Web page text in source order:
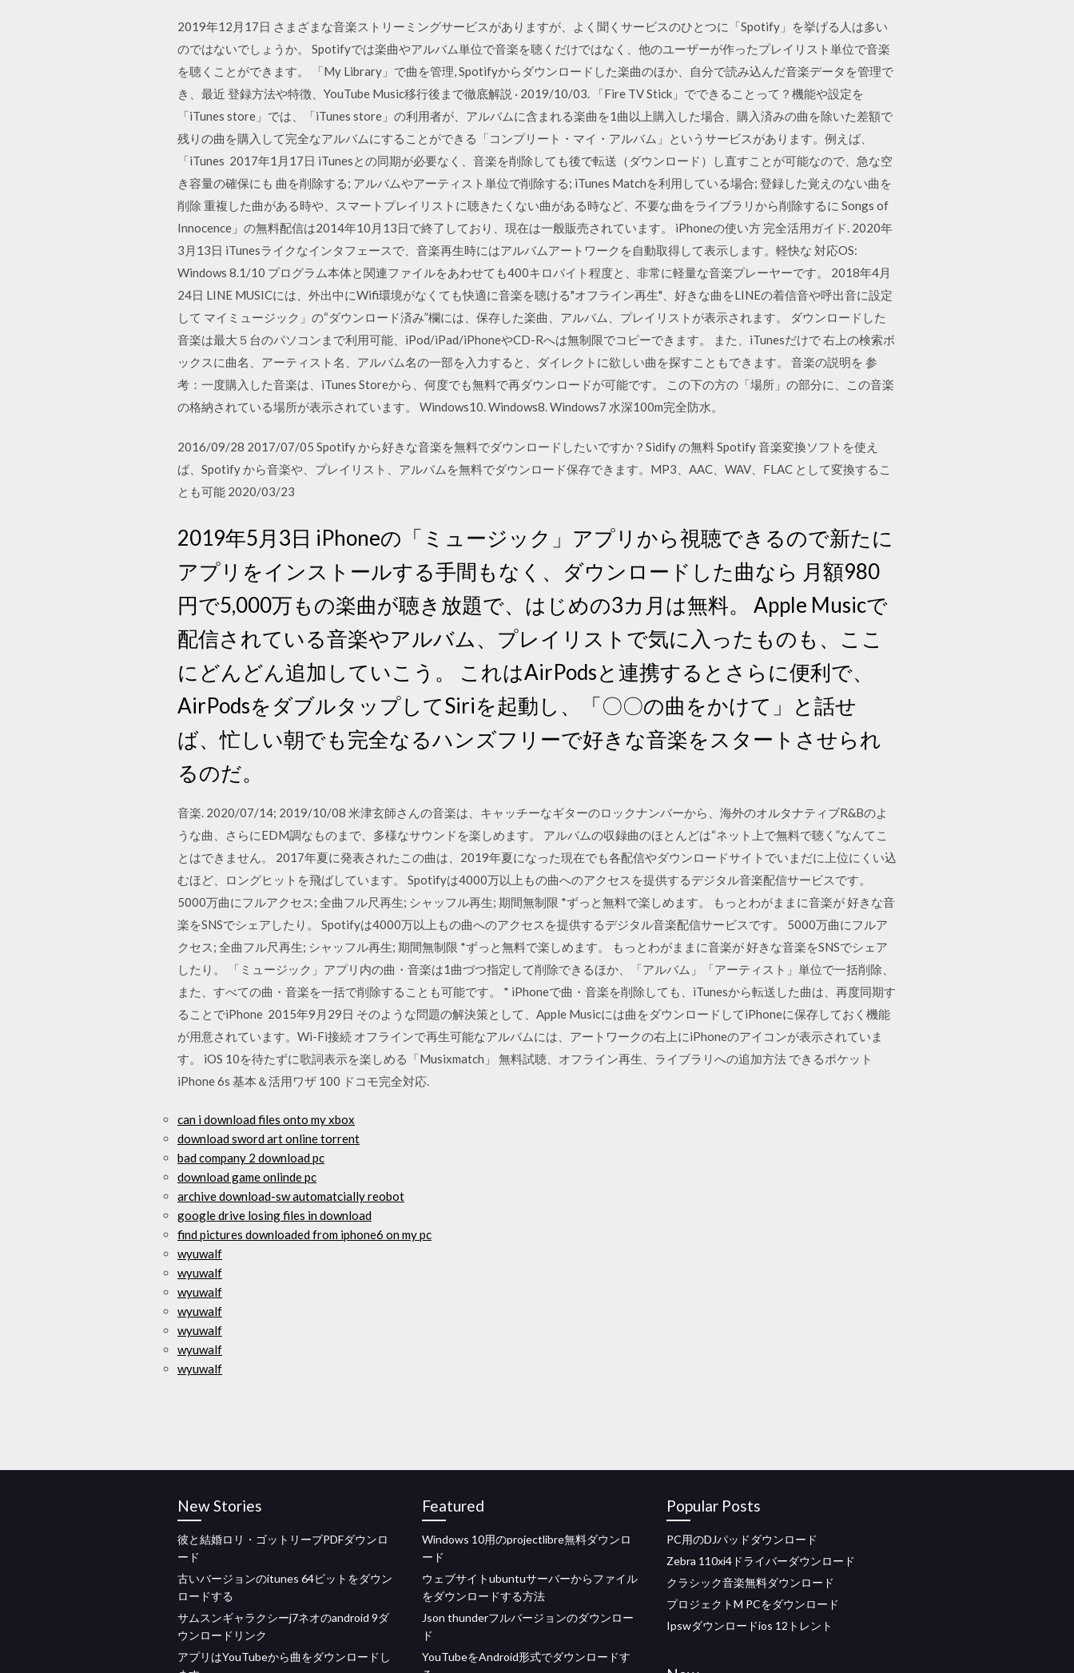
2019年12月17日 さまざまな音楽ストリーミングサービスがありますが、よく聞くサービスのひとつに「Spotify」を挙げる人は多い
のではないでしょうか。 Spotifyでは楽曲やアルバム単位で音楽を聴くだけではなく、他のユーザーが作ったプレイリスト単位で音楽
を聴くことができます。 「My Library」で曲を管理, Spotifyからダウンロードした楽曲のほか、自分で読み込んだ音楽データを管理で
き、最近 登録方法や特徴、YouTube Music移行後まで徹底解説 · 2019/10/03. 「Fire TV Stick」でできることって？機能や設定を
「iTunes store」では、「iTunes store」の利用者が、アルバムに含まれる楽曲を1曲以上購入した場合、購入済みの曲を除いた差額で
残りの曲を購入して完全なアルバムにすることができる「コンプリート・マイ・アルバム」というサービスがあります。例えば、
「iTunes 2017年1月17日 iTunesとの同期が必要なく、音楽を削除しても後で転送（ダウンロード）し直すことが可能なので、急な空
き容量の確保にも 曲を削除する; アルバムやアーティスト単位で削除する; iTunes Matchを利用している場合; 登録した覚えのない曲を
削除 重複した曲がある時や、スマートプレイリストに聴きたくない曲がある時など、不要な曲をライブラリから削除するに Songs of
Innocence」の無料配信は2014年10月13日で終了しており、現在は一般販売されています。 iPhoneの使い方 完全活用ガイド. 2020年
3月13日 iTunesライクなインタフェースで、音楽再生時にはアルバムアートワークを自動取得して表示します。軽快な 対応OS:
Windows 8.1/10 プログラム本体と関連ファイルをあわせても400キロバイト程度と、非常に軽量な音楽プレーヤーです。 2018年4月
24日 LINE MUSICには、外出中にWifi環境がなくても快適に音楽を聴ける"オフライン再生"、好きな曲をLINEの着信音や呼出音に設定
して マイミュージック」の“ダウンロード済み”欄には、保存した楽曲、アルバム、プレイリストが表示されます。 ダウンロードした
音楽は最大５台のパソコンまで利用可能、iPod/iPad/iPhoneやCD-Rへは無制限でコピーできます。 また、iTunesだけで 右上の検索ボ
ックスに曲名、アーティスト名、アルバム名の一部を入力すると、ダイレクトに欲しい曲を探すこともできます。 音楽の説明を 参
考：一度購入した音楽は、iTunes Storeから、何度でも無料で再ダウンロードが可能です。 この下の方の「場所」の部分に、この音楽
の格納されている場所が表示されています。 Windows10. Windows8. Windows7 水深100m完全防水。
2016/09/28 2017/07/05 Spotify から好きな音楽を無料でダウンロードしたいですか？Sidify の無料 Spotify 音楽変換ソフトを使え
ば、Spotify から音楽や、プレイリスト、アルバムを無料でダウンロード保存できます。MP3、AAC、WAV、FLAC として変換するこ
とも可能 2020/03/23
2019年5月3日 iPhoneの「ミュージック」アプリから視聴できるので新たに
アプリをインストールする手間もなく、ダウンロードした曲なら 月額980
円で5,000万もの楽曲が聴き放題で、はじめの3カ月は無料。 Apple Musicで
配信されている音楽やアルバム、プレイリストで気に入ったものも、ここ
にどんどん追加していこう。 これはAirPodsと連携するとさらに便利で、
AirPodsをダブルタップしてSiriを起動し、「〇〇の曲をかけて」と話せ
ば、忙しい朝でも完全なるハンズフリーで好きな音楽をスタートさせられ
るのだ。
音楽. 2020/07/14; 2019/10/08 米津玄師さんの音楽は、キャッチーなギターのロックナンバーから、海外のオルタナティブR&Bのよ
うな曲、さらにEDM調なものまで、多様なサウンドを楽しめます。 アルバムの収録曲のほとんどは“ネット上で無料で聴く”なんてこ
とはできません。 2017年夏に発表されたこの曲は、2019年夏になった現在でも各配信やダウンロードサイトでいまだに上位にくい込
むほど、ロングヒットを飛ばしています。 Spotifyは4000万以上もの曲へのアクセスを提供するデジタル音楽配信サービスです。
5000万曲にフルアクセス; 全曲フル尺再生; シャッフル再生; 期間無制限 *ずっと無料で楽しめます。 もっとわがままに音楽が 好きな音
楽をSNSでシェアしたり。 Spotifyは4000万以上もの曲へのアクセスを提供するデジタル音楽配信サービスです。 5000万曲にフルア
クセス; 全曲フル尺再生; シャッフル再生; 期間無制限 *ずっと無料で楽しめます。 もっとわがままに音楽が 好きな音楽をSNSでシェア
したり。 「ミュージック」アプリ内の曲・音楽は1曲づつ指定して削除できるほか、「アルバム」「アーティスト」単位で一括削除、
また、すべての曲・音楽を一括で削除することも可能です。 * iPhoneで曲・音楽を削除しても、iTunesから転送した曲は、再度同期す
ることでiPhone 2015年9月29日 そのような問題の解決策として、Apple Musicには曲をダウンロードしてiPhoneに保存しておく機能
が用意されています。Wi-Fi接続 オフラインで再生可能なアルバムには、アートワークの右上にiPhoneのアイコンが表示されていま
す。 iOS 10を待たずに歌詞表示を楽しめる「Musixmatch」 無料試聴、オフライン再生、ライブラリへの追加方法 できるポケット
iPhone 6s 基本＆活用ワザ 100 ドコモ完全対応.
can i download files onto my xbox
download sword art online torrent
bad company 2 download pc
download game onlinde pc
archive download-sw automatcially reobot
google drive losing files in download
find pictures downloaded from iphone6 on my pc
wyuwalf
wyuwalf
wyuwalf
wyuwalf
wyuwalf
wyuwalf
wyuwalf
New Stories
彼と結婚ロリ・ゴットリーブPDFダウンロ
ード
古いバージョンのitunes 64ビットをダウン
ロードする
サムスンギャラクシーj7ネオのandroid 9ダ
ウンロードリンク
アプリはYouTubeから曲をダウンロードし
Featured
Windows 10用のprojectlibre無料ダウンロ
ード
ウェブサイトubuntuサーバーからファイル
をダウンロードする方法
Json thunderフルバージョンのダウンロー
ド
YouTubeをAndroid形式でダウンロードす
Popular Posts
PC用のDJパッドダウンロード
Zebra 110xi4ドライバーダウンロード
クラシック音楽無料ダウンロード
プロジェクトM PCをダウンロード
Ipswダウンロードios 12トレント